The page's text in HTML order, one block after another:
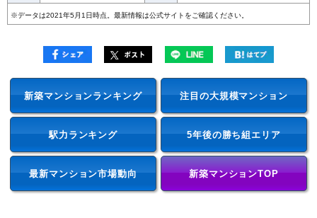
※データは2021年5月1日時点。最新情報は公式サイトをご確認ください。
新築マンションランキング 注目の大規模マンション
駅力ランキング 5年後の勝ち組エリア
最新マンション市場動向 新築マンションTOP